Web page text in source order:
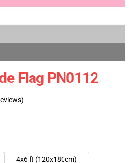
Flag PN0112
4x6 ft (120x180cm)